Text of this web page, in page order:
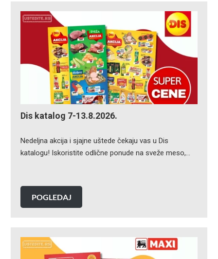
Dis katalog 7-13.8.2026.
Nedeljna akcija i sjajne uštede čekaju vas u Dis
katalogu! Iskoristite odlične ponude na sveže meso,…
POGLEDAJ